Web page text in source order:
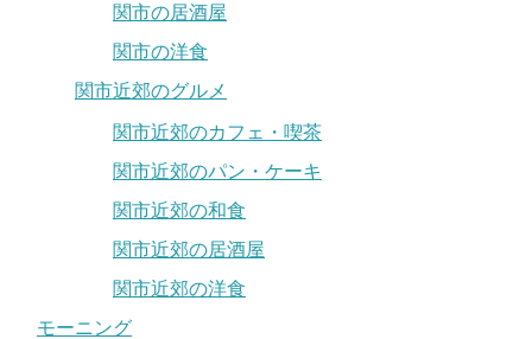
関市の居酒屋
関市の洋食
関市近郊のグルメ
関市近郊のカフェ・喫茶
関市近郊のパン・ケーキ
関市近郊の和食
関市近郊の居酒屋
関市近郊の洋食
モーニング